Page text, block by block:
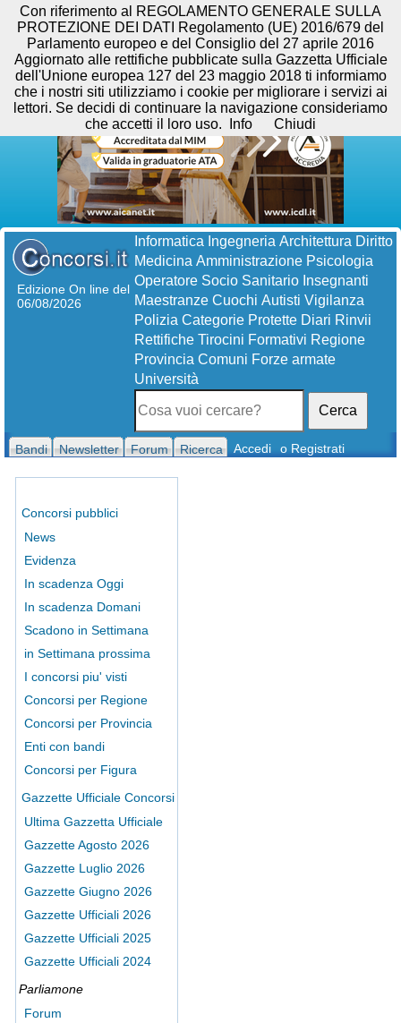
Edizione On line del
06/08/2026
Informatica Ingegneria Architettura Diritto
Medicina Amministrazione Psicologia
Operatore Socio Sanitario Insegnanti
Maestranze Cuochi Autisti Vigilanza
Polizia Categorie Protette Diari Rinvii
Rettifiche Tirocini Formativi Regione
Provincia Comuni Forze armate
Università
Cerca
Bandi Newsletter Forum Ricerca Accedi o Registrati
Concorsi pubblici
News
Evidenza
In scadenza Oggi
In scadenza Domani
Scadono in Settimana
in Settimana prossima
I concorsi piu' visti
Concorsi per Regione
Concorsi per Provincia
Enti con bandi
Concorsi per Figura
Gazzette Ufficiale Concorsi
Ultima Gazzetta Ufficiale
Gazzette Agosto 2026
Gazzette Luglio 2026
Gazzette Giugno 2026
Gazzette Ufficiali 2026
Gazzette Ufficiali 2025
Gazzette Ufficiali 2024
Parliamone
Forum
Con riferimento al REGOLAMENTO GENERALE SULLA
PROTEZIONE DEI DATI Regolamento (UE) 2016/679 del
Parlamento europeo e del Consiglio del 27 aprile 2016
Aggiornato alle rettifiche pubblicate sulla Gazzetta Ufficiale
dell'Unione europea 127 del 23 maggio 2018 ti informiamo
che i nostri siti utilizziamo i cookie per migliorare i servizi ai
lettori. Se decidi di continuare la navigazione consideriamo
che accetti il loro uso.
Info Chiudi